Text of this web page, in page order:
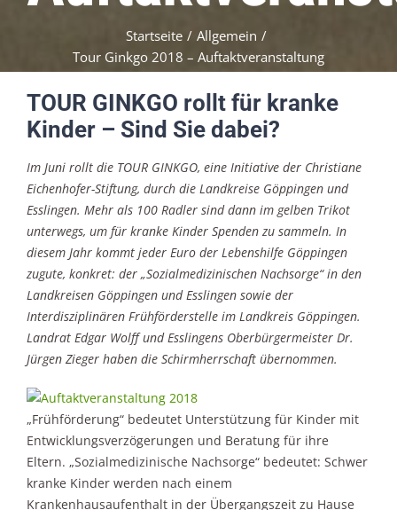
Startseite / Allgemein /
Tour Ginkgo 2018 – Auftaktveranstaltung
TOUR GINKGO rollt für kranke
Kinder – Sind Sie dabei?
Im Juni rollt die TOUR GINKGO, eine Initiative der Christiane
Eichenhofer-Stiftung, durch die Landkreise Göppingen und
Esslingen. Mehr als 100 Radler sind dann im gelben Trikot
unterwegs, um für kranke Kinder Spenden zu sammeln. In
diesem Jahr kommt jeder Euro der Lebenshilfe Göppingen
zugute, konkret: der „Sozialmedizinischen Nachsorge“ in den
Landkreisen Göppingen und Esslingen sowie der
Interdisziplinären Frühförderstelle im Landkreis Göppingen.
Landrat Edgar Wolff und Esslingens Oberbürgermeister Dr.
Jürgen Zieger haben die Schirmherrschaft übernommen.
„Frühförderung“ bedeutet Unterstützung für Kinder mit
Entwicklungsverzögerungen und Beratung für ihre
Eltern. „Sozialmedizinische Nachsorge“ bedeutet: Schwer
kranke Kinder werden nach einem
Krankenhausaufenthalt in der Übergangszeit zu Hause